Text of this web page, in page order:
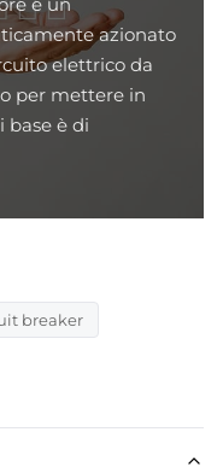
azionato
elettrico da
per mettere in
base è di
breaker